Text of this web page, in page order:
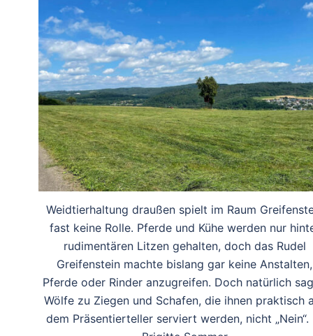
Weidtierhaltung draußen spielt im Raum
fast keine Rolle. Pferde und Kühe werden nur
rudimentären Litzen gehalten, doch das Rudel
Greifenstein machte bislang gar keine Anstalten,
Pferde oder Rinder anzugreifen. Doch natürlich
Wölfe zu Ziegen und Schafen, die ihnen praktisch
dem Präsentierteller serviert werden, nicht